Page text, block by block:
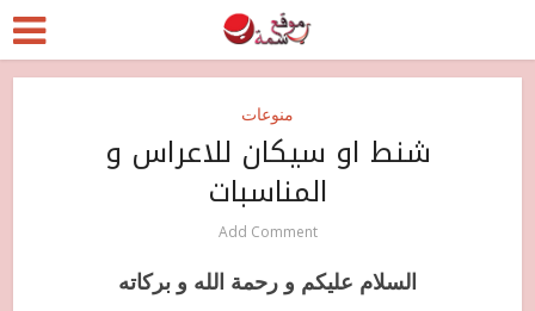
منوعات
شنط او سيكان للاعراس و
المناسبات
Add Comment
السلام عليكم و رحمة الله و بركاته